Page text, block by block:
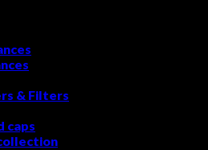
& Filters
caps